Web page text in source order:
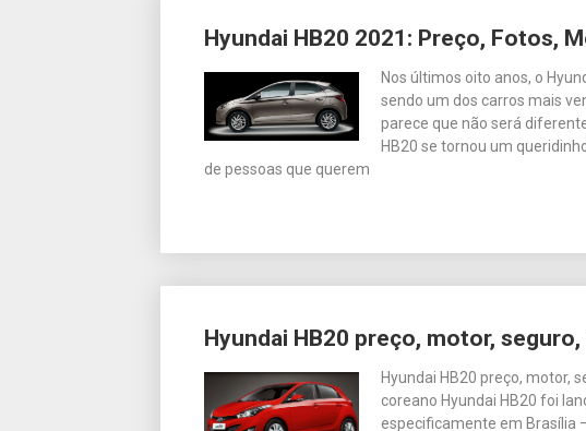
Hyundai HB20 2021: Preço, Fotos,
Nos últimos oito anos, o
sendo um dos carros mais
parece que não será
HB20 se tornou um
de pessoas que querem
Hyundai HB20 preço, motor,
Hyundai HB20 preço, motor,
coreano Hyundai HB20 foi
especificamente em Brasília
navigation